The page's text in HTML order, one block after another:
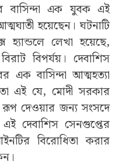
বাসিন্দা এক যুবক এই
হয়েছেন। ঘটনাটি
লেখা হয়েছে,
বিপর্যয়। দেবাশিস
এক বাসিন্দা আত্মহত্যা
এই যে, মোদী সরকার
রূপ দেওয়ার জন্য সংসদে
দেবাশিস সেনগুপ্তের
বিরোধিতা করার